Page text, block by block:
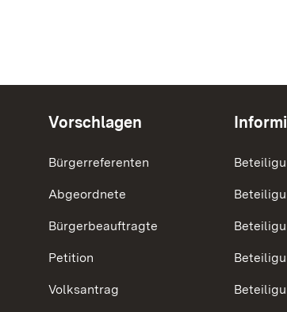
Vorschlagen
Bürgerreferenten
Abgeordnete
Bürgerbeauftragte
Petition
Volksantrag